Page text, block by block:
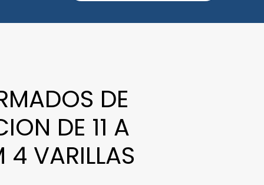
DE
DE 11 A
4 VARILLAS